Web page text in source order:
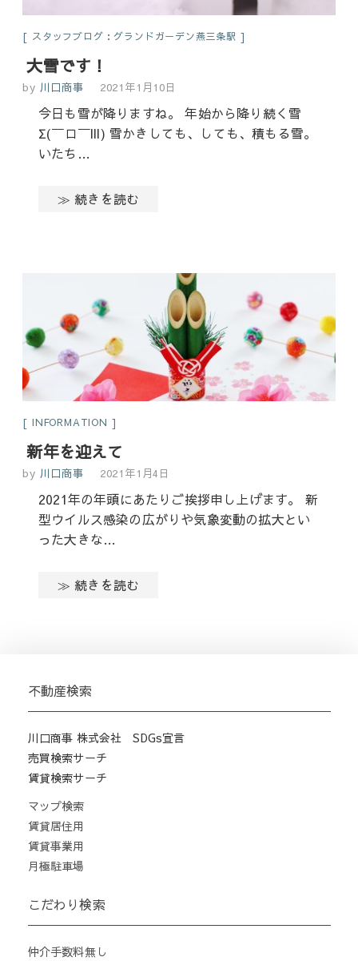
スタッフブログ：グランドガーデン燕三条駅
大雪です！
by 川口商事 2021年1月10日
今日も雪が降りますね。 年始から降り続く雪
Σ(￣ロ￣lll) 雪かきしても、しても、積もる雪。
いたち…
≫ 続きを読む
INFORMATION
新年を迎えて
by 川口商事 2021年1月4日
2021年の年頭にあたりご挨拶申し上げます。 新
型ウイルス感染の広がりや気象変動の拡大とい
った大きな…
≫ 続きを読む
不動産検索
川口商事 株式会社 SDGs宣言
売買検索サーチ
賃貸検索サーチ
マップ検索
賃貸居住用
賃貸事業用
月極駐車場
こだわり検索
仲介手数料無し